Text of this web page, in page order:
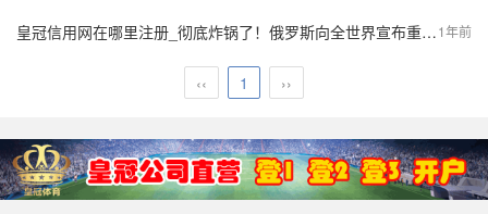
1年前
皇冠信用网在哪里注册_彻底炸锅了！俄罗斯向全世界宣布重大胜利！美乌彻底翻脸！
‹‹ 1 ››